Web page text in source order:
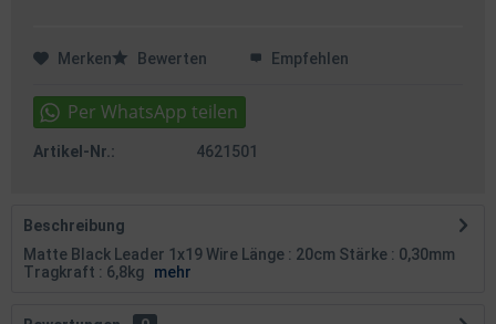
Merken Bewerten Empfehlen
Artikel-Nr.: 4621501
Beschreibung
Matte Black Leader 1x19 Wire Länge : 20cm Stärke : 0,30mm
Tragkraft : 6,8kg mehr